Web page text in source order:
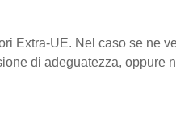
Extra-UE. Nel caso se ne
di adeguatezza,